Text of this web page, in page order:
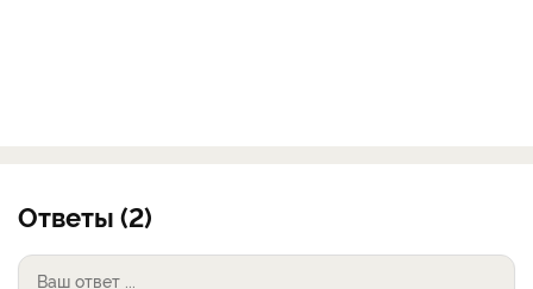
Ответы (2)